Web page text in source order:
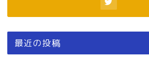
最近の投稿